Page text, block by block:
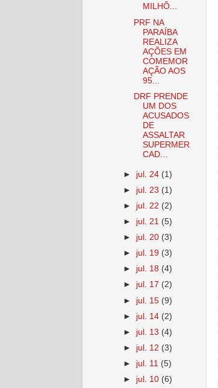
MILHÕ...
PRF NA
PARAÍBA
REALIZA
AÇÕES EM
COMEMOR
AÇÃO AOS
95...
DRF PRENDE
UM DOS
ACUSADOS
DE
ASSALTAR
SUPERMER
CAD...
► jul. 24 (1)
► jul. 23 (1)
► jul. 22 (2)
► jul. 21 (5)
► jul. 20 (3)
► jul. 19 (3)
► jul. 18 (4)
► jul. 17 (2)
► jul. 15 (9)
► jul. 14 (2)
► jul. 13 (4)
► jul. 12 (3)
► jul. 11 (5)
► jul. 10 (6)